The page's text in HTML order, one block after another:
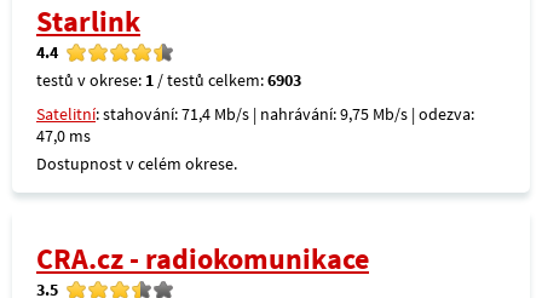
Starlink
4.4
testů v okrese: 1 / testů celkem:6903
Satelitní: stahování: 71,4 Mb/s | nahrávání: 9,75 Mb/s | odezva:
47,0 ms
Dostupnost v celém okrese.
CRA.cz - radiokomunikace
3.5